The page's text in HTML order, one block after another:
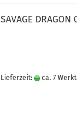
SA­VA­GE DRA­GON
Lieferzeit: ca. 7